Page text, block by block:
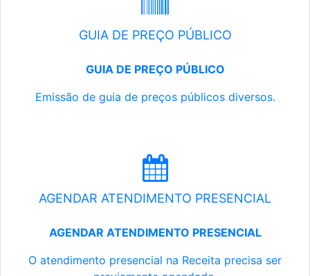
GUIA DE PREÇO PÚBLICO
GUIA DE PREÇO PÚBLICO
Emissão de guia de preços públicos diversos.
AGENDAR ATENDIMENTO PRESENCIAL
AGENDAR ATENDIMENTO PRESENCIAL
O atendimento presencial na Receita precisa ser